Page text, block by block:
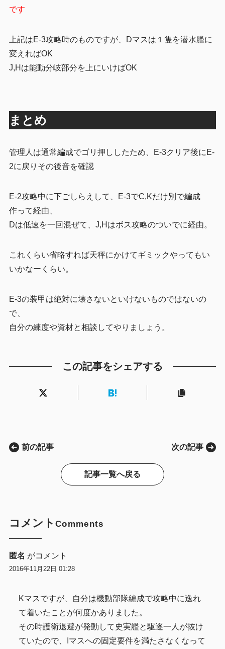
です
上記はE-3攻略時のものですが、Dマスは１隻を潜水艦に
変えればOK
J,Hは能動分岐部分を上にいけばOK
まとめ
管理人は通常編成でゴリ押ししたため、E-3クリア後にE-
2に戻りその後音を確認
E-2攻略中に下ごしらえして、E-3でC,Kだけ別で編成
作って経由、
Dは低速を一回混ぜて、J,Hはボス攻略のついでに経由。
これくらい省略すれば天秤にかけてギミックやってもい
いかなーくらい。
E-3の装甲は絶対に壊さないといけないものではないの
で、
自分の練度や資材と相談してやりましょう。
この記事をシェアする
前の記事
記事一覧へ戻る
次の記事
コメント Comments
匿名 がコメント
2016年11月22日 01:28
Kマスですが、自分は機動部隊編成で攻略中に逸れ
て着いたことが何度かありました。
その時護衛退避が発動して史実艦と駆逐一人が抜け
ていたので、Iマスへの固定要件を満たさなくなって